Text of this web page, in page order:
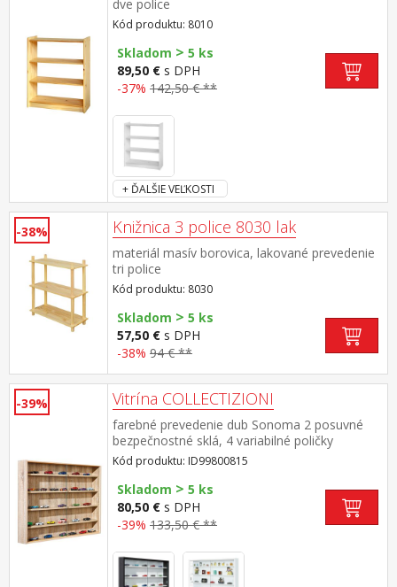
dve police
Kód produktu: 8010
Skladom > 5 ks
89,50 € s DPH
-37% 142,50 € **
+ ĎALŠIE VEĽKOSTI
-38% Knižnica 3 police 8030 lak
materiál masív borovica, lakované prevedenie
tri police
Kód produktu: 8030
Skladom > 5 ks
57,50 € s DPH
-38% 94 € **
-39% Vitrína COLLECTIZIONI
farebné prevedenie dub Sonoma 2 posuvné
bezpečnostné sklá, 4 variabilné poličky
Kód produktu: ID99800815
Skladom > 5 ks
80,50 € s DPH
-39% 133,50 € **